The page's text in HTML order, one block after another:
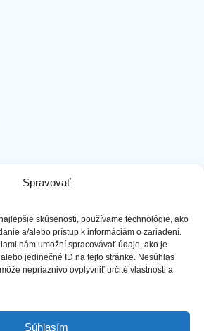
Spravovať
skúsenosti, používame technológie, ako
a/alebo prístup k informáciám o zariadení.
nám umožní spracovávať údaje, ako je
jedinečné ID na tejto stránke. Nesúhlas
nepriaznivo ovplyvniť určité vlastnosti a
Súhlasím